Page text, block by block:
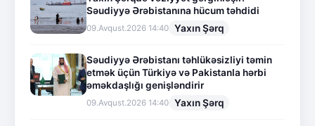
Səudiyyə Ərəbistanına hücum təhdidi
09.Avqust.2026 14:40 Yaxın Şərq
Səudiyyə Ərəbistanı təhlükəsizliyi təmin
etmək üçün Türkiyə və Pakistanla hərbi
əməkdaşlığı genişləndirir
09.Avqust.2026 14:40 Yaxın Şərq